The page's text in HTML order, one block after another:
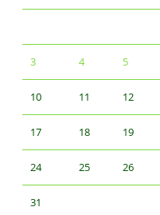
3 4 5
10 11 12
17 18 19
24 25 26
31